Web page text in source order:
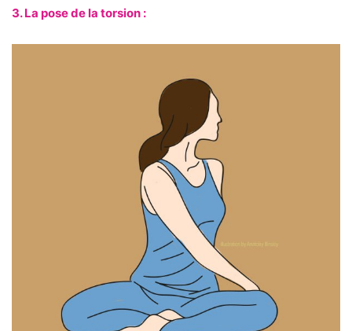
3. La pose de la torsion :